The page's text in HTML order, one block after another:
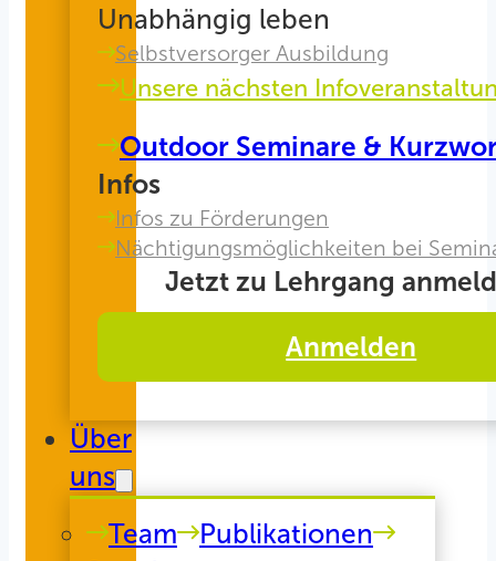
Unabhängig leben
Selbstversorger Ausbildung
Unsere nächsten
Outdoor Seminare &
Infos
Infos zu Förderungen
Nächtigungsmöglichkeiten bei
Jetzt zu Lehrgang
Anmelden
Über
uns
Team
Publikationen